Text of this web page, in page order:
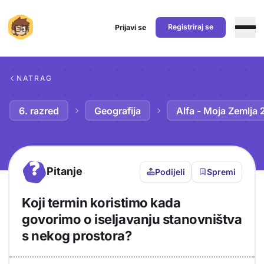
Prijavi se Registriraj se
NATRAG
6. razred Geografija Alfa - Moja Zemlja
? Pitanje Podijeli Spremi
Koji termin koristimo kada
govorimo o iseljavanju stanovništva
s nekog prostora?